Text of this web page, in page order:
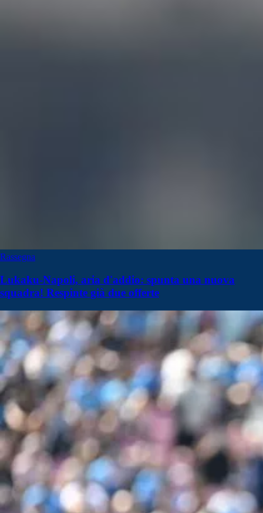
Rassegna
Lukaku-Napoli, aria d'addio: spunta una nuova
squadra! Respinte già due offerte